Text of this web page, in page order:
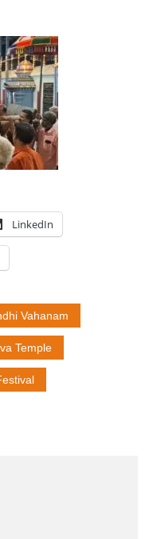
LinkedIn
Vahanam
Temple